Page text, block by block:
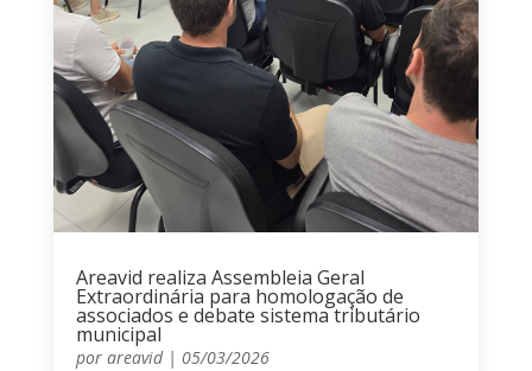
Areavid realiza Assembleia Geral
Extraordinária para homologação de
associados e debate sistema tributário
municipal
por areavid| 05/03/2026